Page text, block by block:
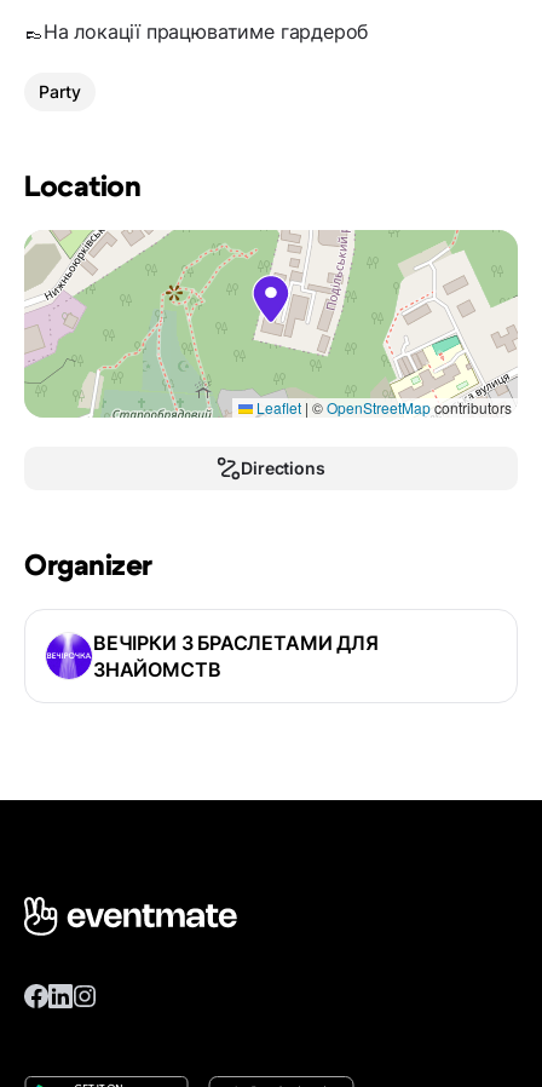
👞На локації працюватиме гардероб
Party
Location
Leaflet | ©OpenStreetMapcontributors
Directions
Organizer
ВЕЧІРКИ З БРАСЛЕТАМИ ДЛЯ
ЗНАЙОМСТВ